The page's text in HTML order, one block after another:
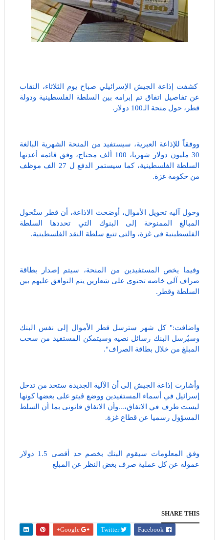
كشفت إذاعة الجيش الإسرائيلي صباح يوم الثلاثاء، النقاب
عن تفاصيل اتفاق تم إبرامه بين السلطة الفلسطينية ودولة
قطر، حول منحة الـ100 دولار.
ووفقاً للإذاعة العبرية، سيستفيد من المنحة الشهرية البالغة
30 مليون دولار شهريا، 100 ألف محتاج، وفق قائمه أعدتها
السلطة الفلسطينية، كما سيستمر الدفع ل 27 الف موظف
من حكومة غزة.
وحول آليه تحويل الأموال، أوضحت الاذاعة، أن قطر ستُحول
المبالغ الممنوحة إلى البنوك التي تحددها السلطة
الفلسطينية في غزة، والتي تتبع سلطة النقد الفلسطينية.
وفيما يخص المستفيدين من المنحة، سيتم إصدار بطاقة
صراف آلي خاصه تحتوى على شعارين يتم التوافق عليهم بين
السلطة وقطر.
واضافت:" كل شهر سترسل قطر الأموال إلى نفس البنك
وسيُرسل البنك رسائل نصيه وسيتمكن المستفيد من سحب
المبلغ من خلال بطاقة الصراف".
وأشارت إذاعة الجيش إلى أن الآلية الجديدة ستحد من تدخل
إسرائيل في أسماء المستفيدين ووضع ڤيتو على بعضها كونها
ليست طرف في الاتفاق،...وأن الاتفاق قانونى بما أن السلط
المسؤول رسميا عن قطاع غزة.
وفق المعلومات سيقوم البنك بخصم حد أقصى 1.5 دولار
عموله عن كل عملية صرف بغض النظر عن المبلغ
SHARE THIS
Facebook
Twitter
Google+